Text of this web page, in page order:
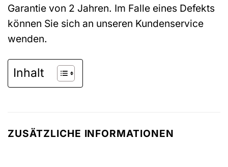
Garantie von 2 Jahren. Im Falle eines Defekts
können Sie sich an unseren Kundenservice
wenden.
Inhalt
ZUSÄTZLICHE INFORMATIONEN